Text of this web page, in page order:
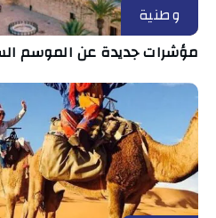
وطنية
مؤشرات جديدة عن الموسم